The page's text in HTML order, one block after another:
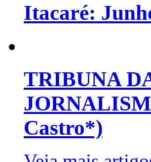
Itacaré:
TRIBUNA
Castro*)